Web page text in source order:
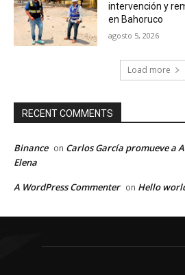
intervención y
en Bahoruco
agosto 5, 2026
Load more
RECENT COMMENTS
Binance on Carlos García promueve a
Elena
A WordPress Commenter on Hello